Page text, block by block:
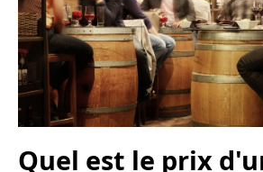
Quel est le prix